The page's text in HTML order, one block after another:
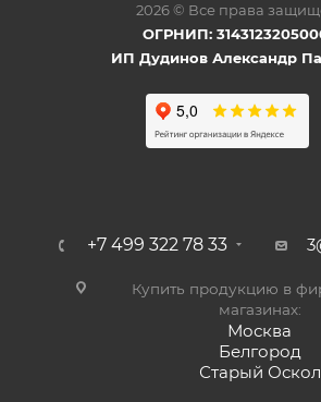
2026 © Все права
ОГРНИП:
ИП Дудинов Александр
+7 499 322 78 33
Купить продукцию в
магазинах:
Москва
Белгород
Старый Оскол